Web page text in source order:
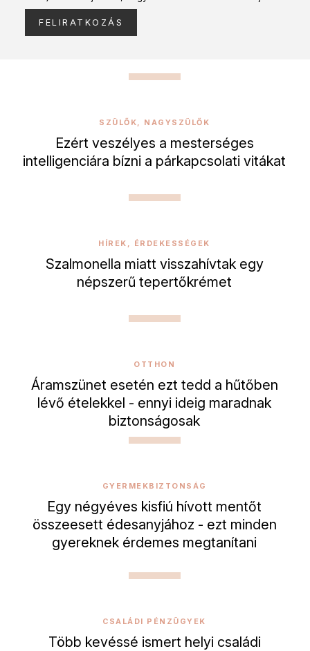
SZÜLŐK, NAGYSZÜLŐK
Ezért veszélyes a mesterséges
intelligenciára bízni a párkapcsolati vitákat
HÍREK, ÉRDEKESSÉGEK
Szalmonella miatt visszahívtak egy
népszerű tepertőkrémet
OTTHON
Áramszünet esetén ezt tedd a hűtőben
lévő ételekkel - ennyi ideig maradnak
biztonságosak
GYERMEKBIZTONSÁG
Egy négyéves kisfiú hívott mentőt
összeesett édesanyjához - ezt minden
gyereknek érdemes megtanítani
CSALÁDI PÉNZÜGYEK
Több kevéssé ismert helyi családi